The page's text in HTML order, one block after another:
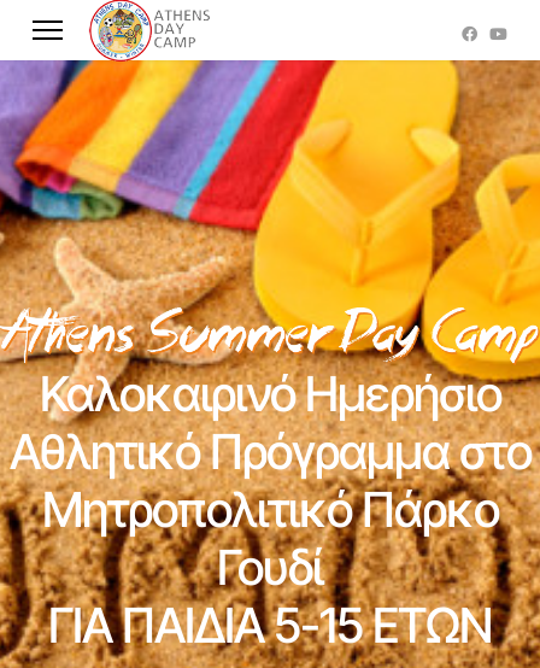
Καλοκαιρινό Ημερήσιο
Αθλητικό Πρόγραμμα στο
Μητροπολιτικό Πάρκο
Γουδί
ΓΙΑ ΠΑΙΔΙΑ 5-15 ΕΤΩΝ